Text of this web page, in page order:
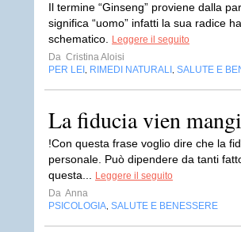
Il termine “Ginseng” proviene dalla
significa “uomo” infatti la sua radice
schematico.
Leggere il seguito
Da Cristina Aloisi
PER LEI
RIMEDI NATURALI SALUTE E
La fiducia vien
!Con questa frase voglio dire che la
personale. Può dipendere da tanti
questa...
Leggere il seguito
Da Anna
PSICOLOGIA SALUTE E BENESSERE